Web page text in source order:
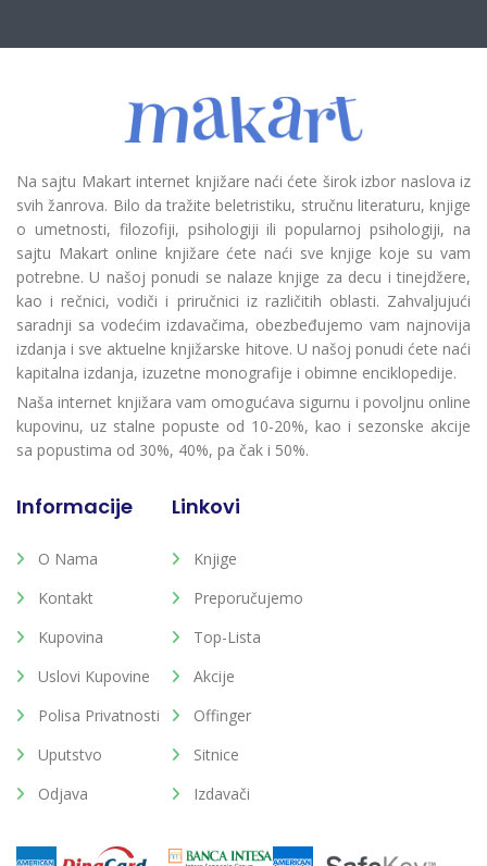
Na sajtu Makart internet knjižare naći ćete širok izbor naslova iz
svih žanrova. Bilo da tražite beletristiku, stručnu literaturu, knjige
o umetnosti, filozofiji, psihologiji ili popularnoj psihologiji, na
sajtu Makart online knjižare ćete naći sve knjige koje su vam
potrebne. U našoj ponudi se nalaze knjige za decu i tinejdžere,
kao i rečnici, vodiči i priručnici iz različitih oblasti. Zahvaljujući
saradnji sa vodećim izdavačima, obezbeđujemo vam najnovija
izdanja i sve aktuelne knjižarske hitove. U našoj ponudi ćete naći
kapitalna izdanja, izuzetne monografije i obimne enciklopedije.
Naša internet knjižara vam omogućava sigurnu i povoljnu online
kupovinu, uz stalne popuste od 10-20%, kao i sezonske akcije
sa popustima od 30%, 40%, pa čak i 50%.
Informacije
O Nama
Kontakt
Kupovina
Uslovi Kupovine
Polisa Privatnosti
Uputstvo
Odjava
Linkovi
Knjige
Preporučujemo
Top-Lista
Akcije
Offinger
Sitnice
Izdavači